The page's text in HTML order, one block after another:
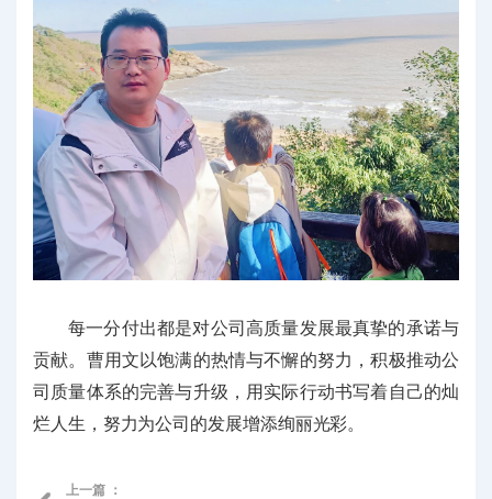
每一分付出都是对公司高质量发展最真挚的承诺与
贡献。曹用文以饱满的热情与不懈的努力，积极推动公
司质量体系的完善与升级，用实际行动书写着自己的灿
烂人生，努力为公司的发展增添绚丽光彩。
上一篇 ：